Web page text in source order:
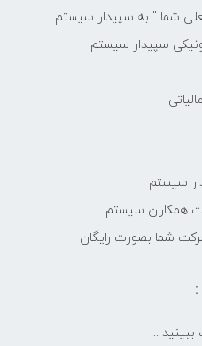
شما " به سپیدار سیستم
سپیدار سیستم
سیستم
همکاران سیستم
شما بصورت رایگان
:
ببینید ...